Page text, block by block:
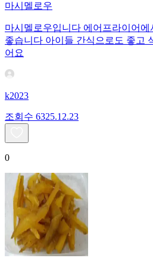
마시멜로우
마시멜로우입니다 에어프라이어에
좋습니다 아이들 간식으로도 좋고
어요
k2023
조회수 6325.12.23
0